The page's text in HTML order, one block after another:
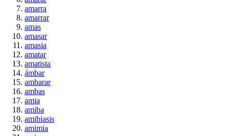
amarra
amarrar
amas
amasar
amasia
amatar
amatista
ámbar
ambarar
ambas
amia
amiba
amibiasis
amimia